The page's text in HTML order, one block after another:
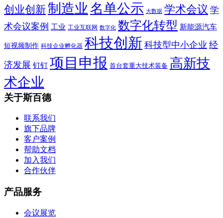
创业创新制造业 名单公示 大数据 学术会议 学
术会议案例 工业 工业互联网 数字化 数字化转型 新能源汽车
短视频制作 科技企业孵化器 科技创新 科技型中小企业 经
济发展 钉钉 项目申报 首台套重大技术装备 高新技
术企业
关于斯百德
联系我们
旗下品牌
客户案例
帮助文档
加入我们
合作伙伴
产品服务
会议展览